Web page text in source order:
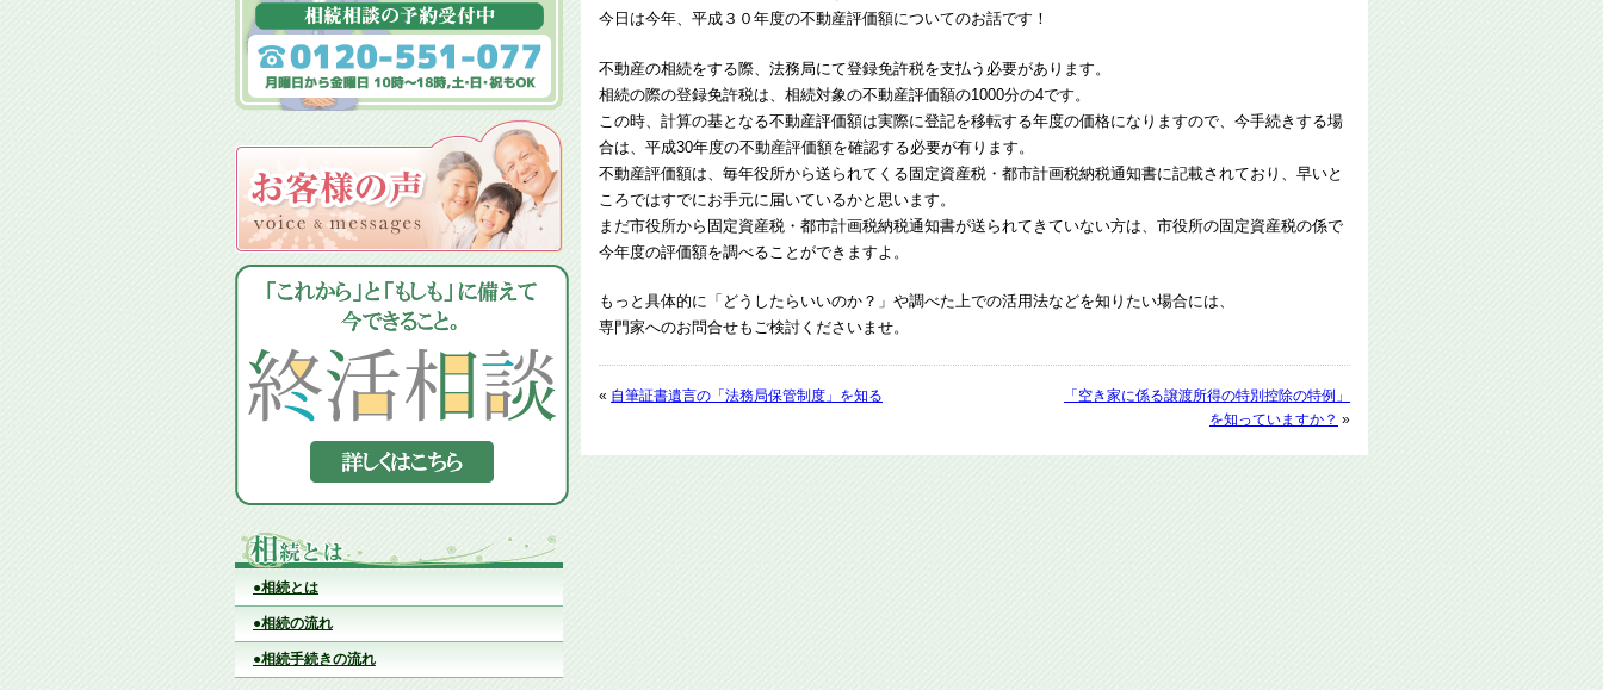
●相続とは
●相続の流れ
●相続手続きの流れ
今日は今年、平成３０年度の不動産評価額についてのお話です！
不動産の相続をする際、法務局にて登録免許税を支払う必要があります。
相続の際の登録免許税は、相続対象の不動産評価額の1000分の4です。
この時、計算の基となる不動産評価額は実際に登記を移転する年度の価格になりますので、今手続きする場
合は、平成30年度の不動産評価額を確認する必要が有ります。
不動産評価額は、毎年役所から送られてくる固定資産税・都市計画税納税通知書に記載されており、早いと
ころではすでにお手元に届いているかと思います。
まだ市役所から固定資産税・都市計画税納税通知書が送られてきていない方は、市役所の固定資産税の係で
今年度の評価額を調べることができますよ。
もっと具体的に「どうしたらいいのか？」や調べた上での活用法などを知りたい場合には、
専門家へのお問合せもご検討くださいませ。
« 自筆証書遺言の「法務局保管制度」を知る
「空き家に係る譲渡所得の特別控除の特例」
を知っていますか？ »